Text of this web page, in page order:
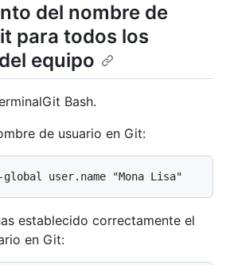
del nombre de
para todos los
equipo
Git Bash.
de usuario en Git:
establecido correctamente el
en Git: